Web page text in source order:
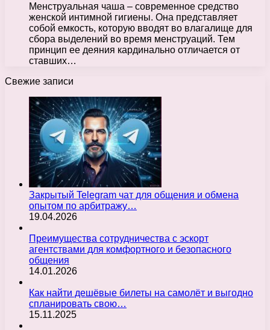
Менструальная чаша – современное средство
женской интимной гигиены. Она представляет
собой емкость, которую вводят во влагалище для
сбора выделений во время менструаций. Тем
принцип ее деяния кардинально отличается от
ставших…
Свежие записи
Закрытый Telegram чат для общения и обмена
опытом по арбитражу…
19.04.2026
Преимущества сотрудничества с эскорт
агентствами для комфортного и безопасного
общения
14.01.2026
Как найти дешёвые билеты на самолёт и выгодно
спланировать свою…
15.11.2025